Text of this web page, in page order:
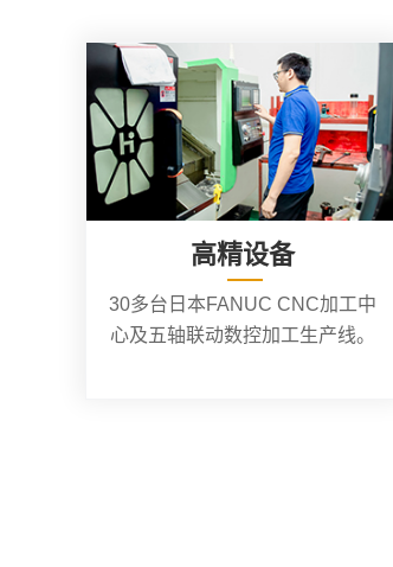
高精设备
30多台日本FANUC CNC加工中
心及五轴联动数控加工生产线。